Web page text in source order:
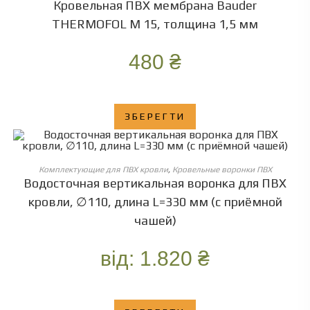
Кровельная ПВХ мембрана Bauder
THERMOFOL М 15, толщина 1,5 мм
480 ₴
ЗБЕРЕГТИ
ОБЕРІТЬ ОПЦІЇ
Комплектующие для ПВХ кровли, Кровельные воронки ПВХ
Водосточная вертикальная воронка для ПВХ
кровли, ∅110, длина L=330 мм (с приёмной
чашей)
від: 1.820 ₴